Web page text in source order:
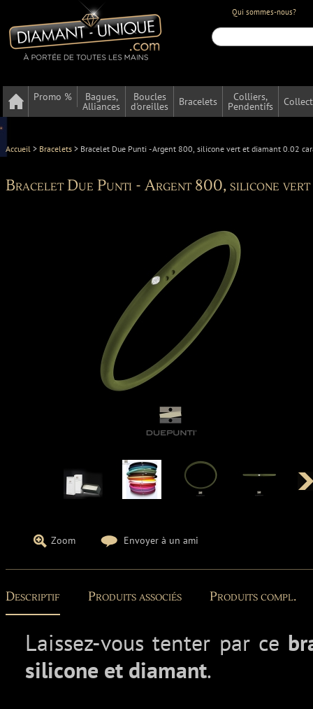
Qui sommes-nous?
Promo % Bagues,
Alliances
Boucles
d'oreilles Bracelets Colliers,
Pendentifs
Accueil > Bracelets > Bracelet Due Punti - Argent 800, silicone vert et diamant 0.02
Bracelet Due Punti - Argent 800, silicone
Zoom Envoyer à un ami
Descriptif Produits associés Produits compl.
Laissez-vous tenter par ce
silicone et diamant.